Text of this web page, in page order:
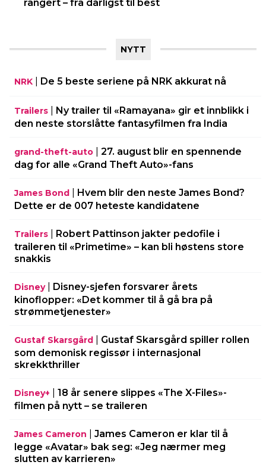
rangert – fra dårligst til best
NYTT
NRK De 5 beste seriene på NRK akkurat nå
Trailers
Ny trailer til «Ramayana» gir et innblikk i
den neste storslåtte fantasyfilmen fra India
grand-theft-auto
27. august blir en spennende
dag for alle «Grand Theft Auto»-fans
James Bond
Hvem blir den neste James Bond?
Dette er de 007 heteste kandidatene
Trailers
Robert Pattinson jakter pedofile i
traileren til «Primetime» – kan bli høstens store
snakkis
Disney| Disney-sjefen forsvarer årets
kinoflopper: «Det kommer til å gå bra på
strømmetjenester»
Gustaf Skarsgård
Gustaf Skarsgård spiller rollen
som demonisk regissør i internasjonal
skrekkthriller
Disney+
18 år senere slippes «The X-Files»-
filmen på nytt – se traileren
James Cameron
James Cameron er klar til å
legge «Avatar» bak seg: «Jeg nærmer meg
slutten av karrieren»